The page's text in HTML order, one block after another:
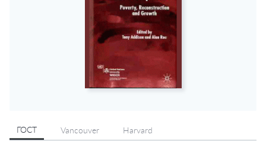
ГОСТ Vancouver Harvard